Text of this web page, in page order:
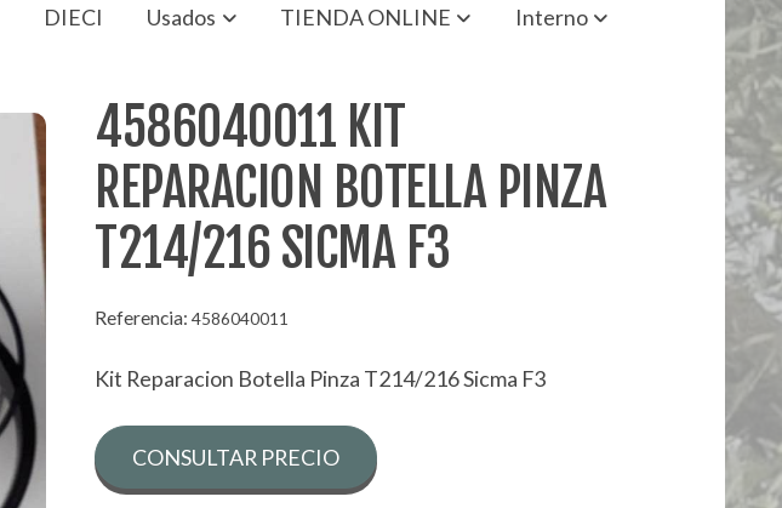
DIECI Usados TIENDA ONLINE Interno
4586040011 KIT
REPARACION BOTELLA PINZA
T214/216 SICMA F3
Referencia:4586040011
Kit Reparacion Botella Pinza T214/216 Sicma F3
CONSULTAR PRECIO